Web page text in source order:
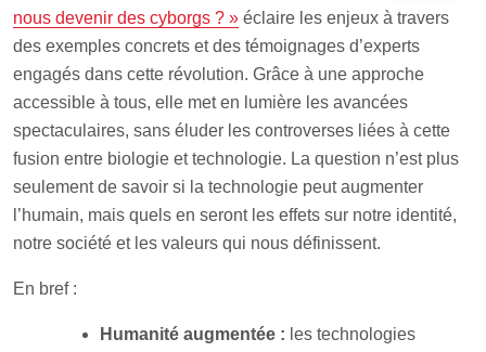
nous devenir des cyborgs ? » éclaire les enjeux à travers
des exemples concrets et des témoignages d’experts
engagés dans cette révolution. Grâce à une approche
accessible à tous, elle met en lumière les avancées
spectaculaires, sans éluder les controverses liées à cette
fusion entre biologie et technologie. La question n’est plus
seulement de savoir si la technologie peut augmenter
l’humain, mais quels en seront les effets sur notre identité,
notre société et les valeurs qui nous définissent.
En bref :
Humanité augmentée : les technologies